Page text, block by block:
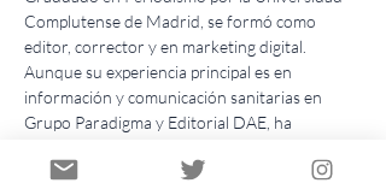
Complutense de Madrid, se formó como
editor, corrector y en marketing digital.
Aunque su experiencia principal es en
información y comunicación sanitarias en
Grupo Paradigma y Editorial DAE, ha
deportes.